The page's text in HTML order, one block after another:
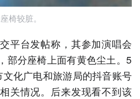
椅较脏。
平台发帖称，其参加演唱会
部分座椅上面有黄色尘土。5
文化广电和旅游局的抖音账号
关情况。后来发现看不到该